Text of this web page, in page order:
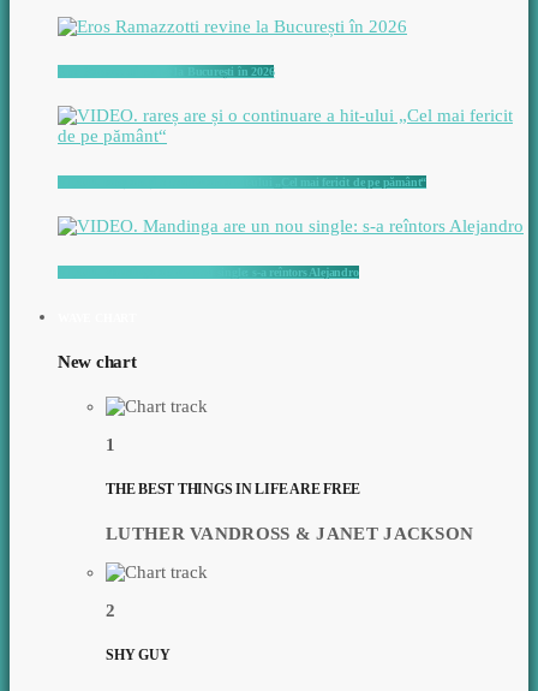
Eros Ramazzotti revine la București în 2026
VIDEO. rareș are și o continuare a hit-ului „Cel mai fericit de pe pământ“
VIDEO. Mandinga are un nou single: s-a reîntors Alejandro
New chart
1
THE BEST THINGS IN LIFE ARE FREE
LUTHER VANDROSS & JANET JACKSON
2
SHY GUY